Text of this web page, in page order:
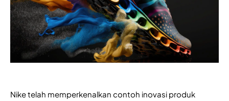
Nike telah memperkenalkan contoh inovasi produk